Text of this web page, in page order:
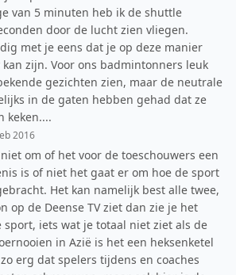
van 5 minuten heb ik de shuttle
door de lucht zien vliegen.
met je eens dat je op deze manier
zijn. Voor ons badmintonners leuk
gezichten zien, maar de neutrale
in de gaten hebben gehad dat ze
keken....
2016
om of het voor de toeschouwers een
is of niet het gaat er om hoe de sport
Het kan namelijk best alle twee,
op de Deense TV ziet dan zie je het
sport, iets wat je totaal niet ziet als de
in Azië is het een heksenketel
erg dat spelers tijdens en coaches